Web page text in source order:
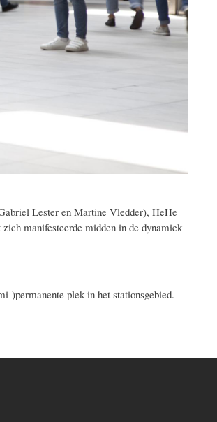
Lester en Martine Vledder), HeHe
manifesteerde midden in de dynamiek
)permanente plek in het stationsgebied.